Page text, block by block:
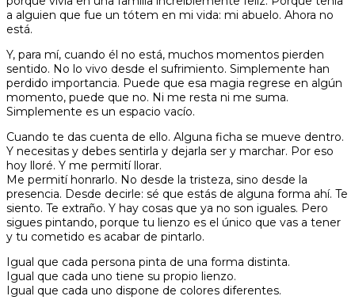
a alguien que fue un tótem en mi vida: mi abuelo. Ahora no
está.
Y, para mí, cuando él no está, muchos momentos pierden
sentido. No lo vivo desde el sufrimiento. Simplemente han
perdido importancia. Puede que esa magia regrese en algún
momento, puede que no. Ni me resta ni me suma.
Simplemente es un espacio vacío.
Cuando te das cuenta de ello. Alguna ficha se mueve dentro.
Y necesitas y debes sentirla y dejarla ser y marchar. Por eso
hoy lloré. Y me permití llorar.
Me permití honrarlo. No desde la tristeza, sino desde la
presencia. Desde decirle: sé que estás de alguna forma ahí. Te
siento. Te extraño. Y hay cosas que ya no son iguales. Pero
sigues pintando, porque tu lienzo es el único que vas a tener
y tu cometido es acabar de pintarlo.
Igual que cada persona pinta de una forma distinta.
Igual que cada uno tiene su propio lienzo.
Igual que cada uno dispone de colores diferentes.